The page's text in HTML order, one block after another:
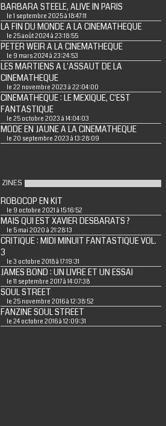
BARBARA STEELE, ALIVE IN PARIS
le 1 septembre 2025 à 18:47:11
LA FIN DU MONDE A LA CINEMATHEQUE
le 25 août 2024 à 23:18:55
PETER WEIR A LA CINEMATHEQUE
le 9 mars 2024 à 23:24:53
LES MARTIENS A L'ASSAUT DE LA
CINEMATHEQUE
le 22 novembre 2023 à 22:04:00
CINEMATHEQUE : LE MEXIQUE, C'EST
FANTASTIQUE
le 25 octobre 2023 à 14:04:03
MODE EN JAUNE A LA CINEMATHEQUE
le 20 septembre 2023 à 13:28:09
ZINES
ROBOCOP EN KIT
le 9 octobre 2021 à 15:16:52
MAIS QUI EST XAVIER DESBARATS ?
le 5 mai 2020 à 21:28:13
CRITIQUE : MIDI MINUIT FANTASTIQUE VOL.
3
le 3 octobre 2018 à 17:19:31
JAMES BOND : UN LIVRE ET UN ESSAI
le 11 septembre 2017 à 14:07:38
SOUL STREET
le 25 novembre 2016 à 12:38:52
FANZINE SOUL STREET
le 24 octobre 2016 à 12:09:31